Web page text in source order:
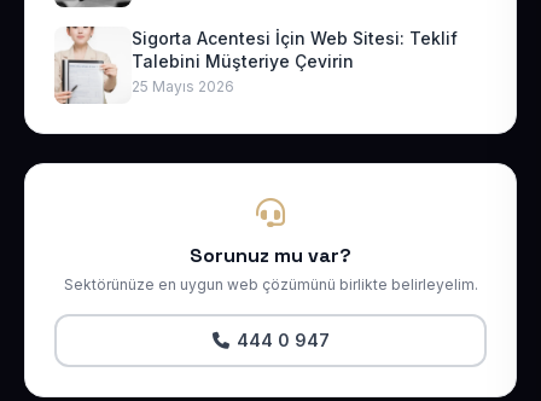
Sigorta Acentesi İçin Web Sitesi: Teklif
Talebini Müşteriye Çevirin
25 Mayıs 2026
Sorunuz mu var?
Sektörünüze en uygun web çözümünü birlikte belirleyelim.
444 0 947